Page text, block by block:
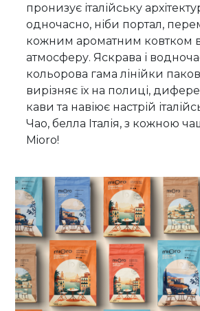
пронизує італійську
одночасно, ніби портал,
кожним ароматним ковтком
атмосферу. Яскрава і
кольорова гама лінійки
вирізняє їх на полиці,
кави та навіює настрій
Чао, белла Італія, з кожною
Mioro!